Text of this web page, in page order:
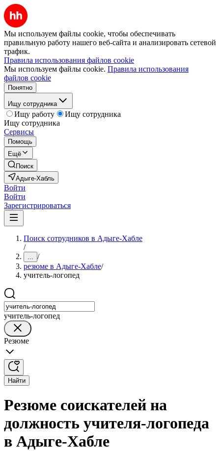
Мы используем файлы cookie, чтобы обеспечивать
правильную работу нашего веб-сайта и анализировать сетевой
трафик.
Правила использования файлов cookie
Мы используем файлы cookie. Правила использования
файлов cookie
Понятно
Ищу сотрудника
Ищу работу
Ищу сотрудника
Ищу сотрудника
Сервисы
Помощь
Ещё
Поиск
Адыге-Хабль
Войти
Войти
Зарегистрироваться
Поиск сотрудников в Адыге-Хабле
/
... /
резюме в Адыге-Хабле/
учитель-логопед
учитель-логопед
Резюме
Найти
Резюме соискателей на
должность учителя-логопеда
в Адыге-Хабле